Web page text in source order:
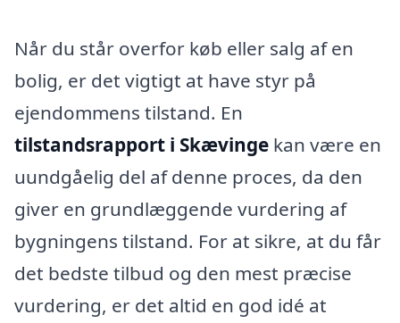
Når du står overfor køb eller salg af en
bolig, er det vigtigt at have styr på
ejendommens tilstand. En
tilstandsrapport i Skævinge kan være en
uundgåelig del af denne proces, da den
giver en grundlæggende vurdering af
bygningens tilstand. For at sikre, at du får
det bedste tilbud og den mest præcise
vurdering, er det altid en god idé at